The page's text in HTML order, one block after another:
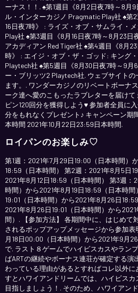
ーナス！！. ♠第1週目《8月2日夜7時～8月
ル・インターカジノ Pragmatic Play社 ♠第
16日夜7時》 : ライズ・オブ・サムライ・
Play社 ♠第3週目《8月16日夜7時～8月23日
アカディアン Red Tiger社 ♠第4週目《8月
時》 : エイジ・オブ・ザ・ゴッド: キング
Playtech社 ♠第5週目《8月30日夜7時～9月
ー・ブリッツ2 Playtech社. ウェブサイト
ます。. ワンダーカジノのリベートボーナ
ーク達へ愛のこもったラブレターを届けて
ピン120回分を獲得しよう♥ 参加者全員に
分をもれなくプレゼント♪ キャンペーン期
本時間 2021年10月22日23:59日本時間.
ロイパンのお楽しみ♡
第1週：2021年7月29日19:00（日本時間）
18:59（日本時間） 第2週：2021年8月5日
2021年8月12日18:59（日本時間） 第3週：
時間）から2021年8月19日18:59（日本時間
19:01（日本時間）から2021年8月26日
2021年8月26日19:01（日本時間）から
間）. 【参加方法】 各期間中に、はじめて
されるポップアップメッセージから参加表
月18日00:00（日本時間）から2021年9月
で. ラスト８ゲームでハイビスカスやラン
ばARTの継続やボーナス連荘が確定する
わっている理由があるとすればコレ以外に
すとハワイアンドリームでは、ハイビス
目指しましょう！. そのため、ハワイアン